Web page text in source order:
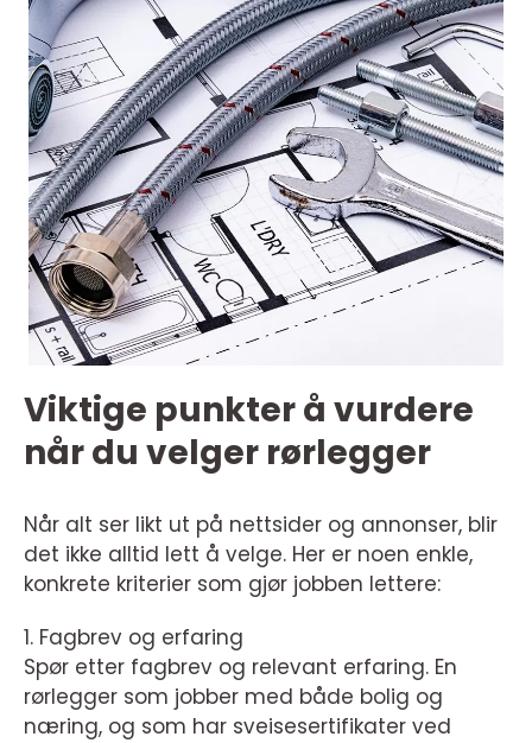
Viktige punkter å vurdere
når du velger rørlegger
Når alt ser likt ut på nettsider og annonser, blir
det ikke alltid lett å velge. Her er noen enkle,
konkrete kriterier som gjør jobben lettere:
1. Fagbrev og erfaring
Spør etter fagbrev og relevant erfaring. En
rørlegger som jobber med både bolig og
næring, og som har sveisesertifikater ved